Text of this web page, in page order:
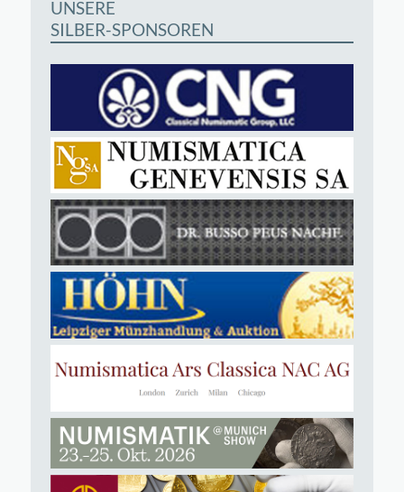
UNSERE
SILBER-SPONSOREN